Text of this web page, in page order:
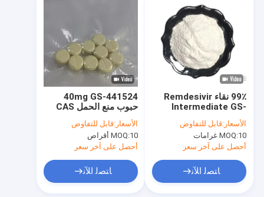
40mg GS-441524
حبوب منع الحمل CAS
للفي بي سي القط مع
تسليم سريع وآمن
بواسطة فيدكس
الأسعار:قابل للتفاوض
MOQ:10 أقراص
أحصل على آخر سعر
ﺎﺘﺼﻟ ﺍﻶﻧ
99٪ نقاء Remdesivir
Intermediate GS-
441524 CAS
FIP
الأسعار:قابل للتفاوض
MOQ:10 غرامات
أحصل على آخر سعر
ﺎﺘﺼﻟ ﺍﻶﻧ